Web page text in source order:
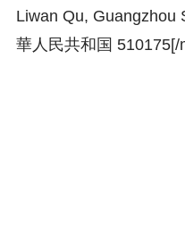
Liwan Qu, Guangzhou
華人民共和国 510175[/